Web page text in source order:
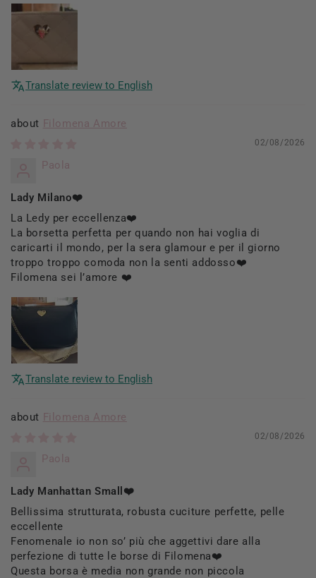
Translate review to English
Filomena Amore
02/08/2026
Paola
Lady Milano❤️
La Ledy per eccellenza❤️
La borsetta perfetta per quando non hai voglia di
caricarti il mondo, per la sera glamour e per il giorno
troppo troppo comoda non la senti addosso❤️
Filomena sei l’amore ❤️
Translate review to English
Filomena Amore
02/08/2026
Paola
Lady Manhattan Small❤️
Bellissima strutturata, robusta cuciture perfette, pelle
eccellente
Fenomenale io non so’ più che aggettivi dare alla
perfezione di tutte le borse di Filomena❤️
Questa borsa è media non grande non piccola